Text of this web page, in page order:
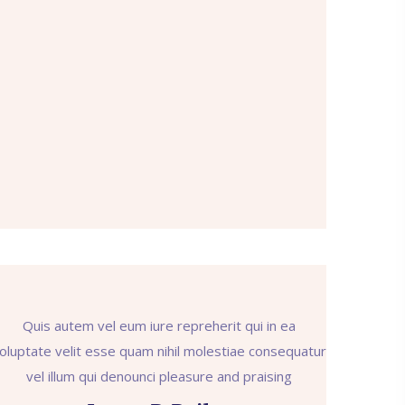
Quis autem vel eum iure repreherit qui in ea
velit esse quam nihil molestiae consequatur
vel illum qui denounci pleasure and praising